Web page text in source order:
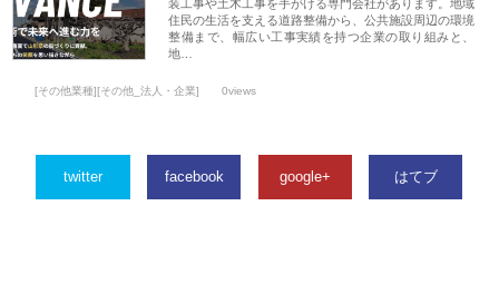
装工事や土木工事を手がける専門会社があります。地域
住民の生活を支える道路整備から、公共施設周辺の環境
整備まで、幅広い工事実績を持つ企業の取り組みと、
地…
[その他業種][その他_法人・企業] 0views
twitter facebook google+ はてブ